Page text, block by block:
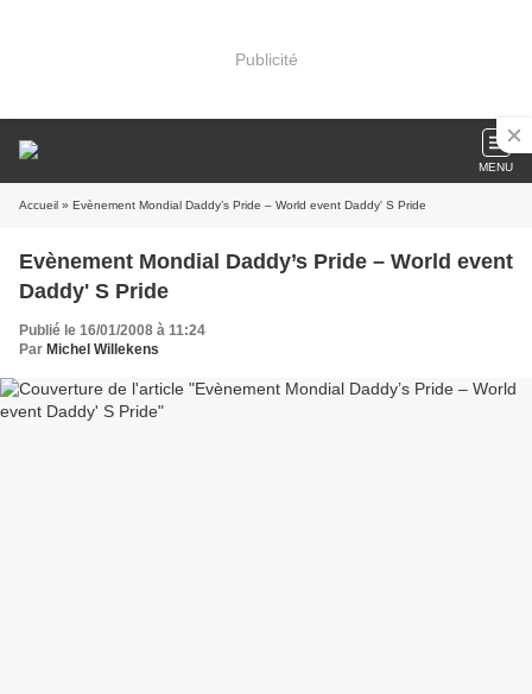
Publicité
MENU
Accueil » Evènement Mondial Daddy’s Pride – World event Daddy' S Pride
Evènement Mondial Daddy’s Pride – World event
Daddy' S Pride
Publié le 16/01/2008 à 11:24
Par Michel Willekens